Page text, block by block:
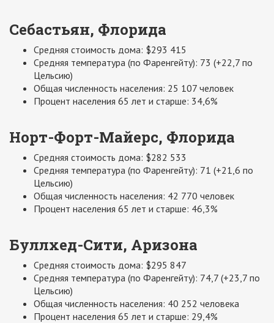
Себастьян, Флорида
Средняя стоимость дома: $293 415
Средняя температура (по Фаренгейту): 73 (+22,7 по
Цельсию)
Общая численность населения: 25 107 человек
Процент населения 65 лет и старше: 34,6%
Норт-Форт-Майерс, Флорида
Средняя стоимость дома: $282 533
Средняя температура (по Фаренгейту): 71 (+21,6 по
Цельсию)
Общая численность населения: 42 770 человек
Процент населения 65 лет и старше: 46,3%
Буллхед-Сити, Аризона
Средняя стоимость дома: $295 847
Средняя температура (по Фаренгейту): 74,7 (+23,7 по
Цельсию)
Общая численность населения: 40 252 человека
Процент населения 65 лет и старше: 29,4%